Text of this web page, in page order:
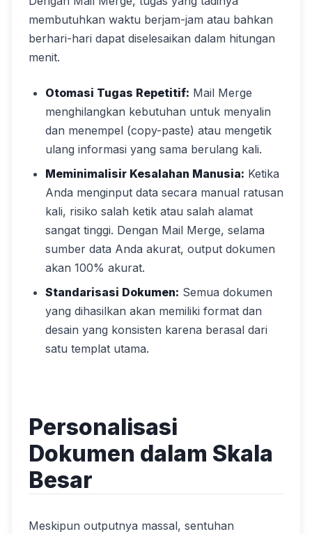
membutuhkan waktu berjam-jam atau bahkan
berhari-hari dapat diselesaikan dalam hitungan
menit.
Otomasi Tugas Repetitif: Mail Merge
menghilangkan kebutuhan untuk menyalin
dan menempel (copy-paste) atau mengetik
ulang informasi yang sama berulang kali.
Meminimalisir Kesalahan Manusia: Ketika
Anda menginput data secara manual ratusan
kali, risiko salah ketik atau salah alamat
sangat tinggi. Dengan Mail Merge, selama
sumber data Anda akurat, output dokumen
akan 100% akurat.
Standarisasi Dokumen: Semua dokumen
yang dihasilkan akan memiliki format dan
desain yang konsisten karena berasal dari
satu templat utama.
Personalisasi
Dokumen dalam Skala
Besar
Meskipun outputnya massal, sentuhan